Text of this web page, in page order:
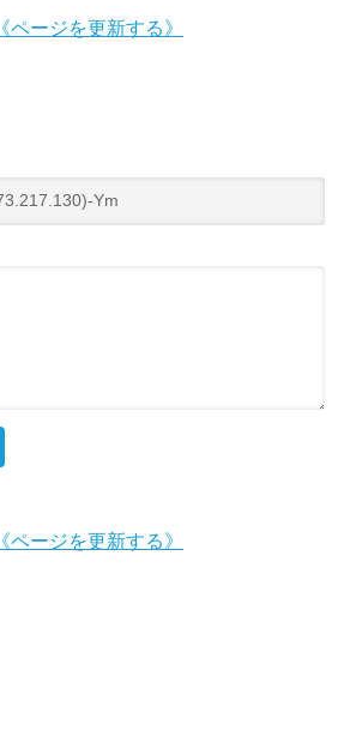
《ページを更新する》
《ページを更新する》